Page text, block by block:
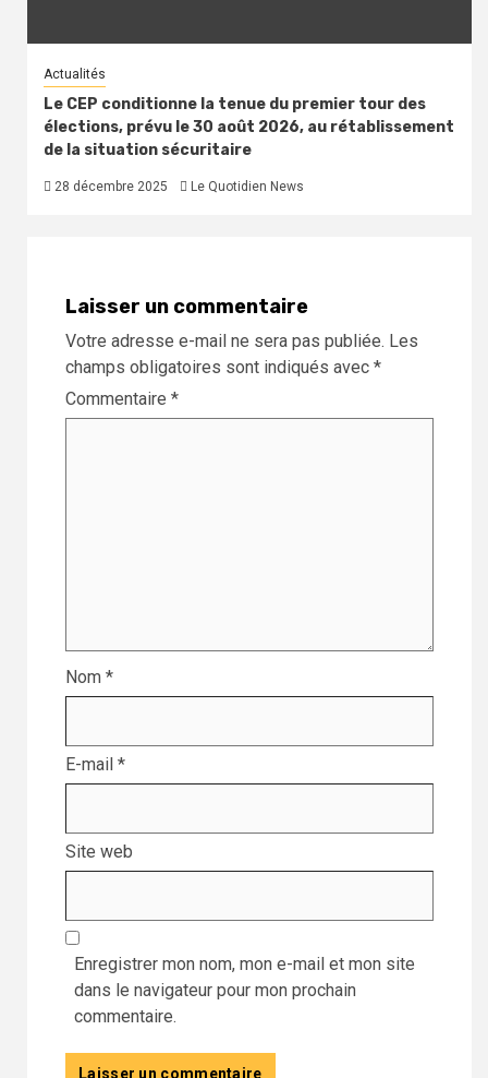
Actualités
Le CEP conditionne la tenue du premier tour des
élections, prévu le 30 août 2026, au rétablissement
de la situation sécuritaire
28 décembre 2025 Le Quotidien News
Laisser un commentaire
Votre adresse e-mail ne sera pas publiée. Les
champs obligatoires sont indiqués avec *
Commentaire *
Nom *
E-mail *
Site web
Enregistrer mon nom, mon e-mail et mon site
dans le navigateur pour mon prochain
commentaire.